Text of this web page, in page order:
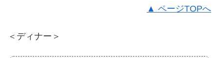
▲ ページTOPへ
＜ディナー＞